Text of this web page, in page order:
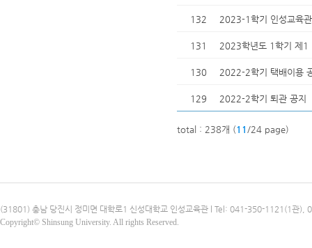
132 2023-1학기 인성교육
131 2023학년도 1학기 제1
130 2022-2학기 택배이용
129 2022-2학기 퇴관 공지
total : 238개 (11 /24 page)
(31801) 충남 당진시 정미면 대학로1 신성대학교 인성교육관 l Tel: 041-350-1121(1
Copyright© Shinsung University. All rights Reserved.